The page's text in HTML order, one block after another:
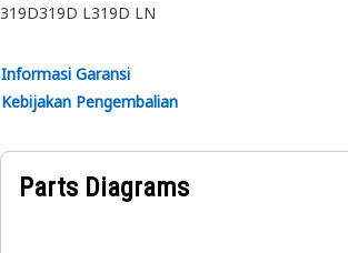
319D319D L319D LN
Informasi Garansi
Kebijakan Pengembalian
Parts Diagrams